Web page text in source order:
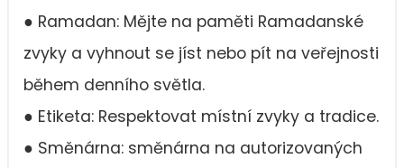
● Ramadan: Mějte na paměti Ramadanské
zvyky a vyhnout se jíst nebo pít na veřejnosti
během denního světla.
● Etiketa: Respektovat místní zvyky a tradice.
● Směnárna: směnárna na autorizovaných